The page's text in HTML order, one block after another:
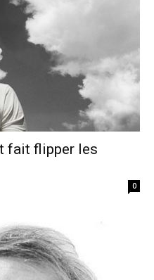
fait flipper les
0